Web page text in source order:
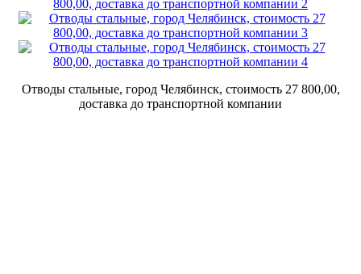
Отводы стальные, город Челябинск, стоимость 27 800,00,
доставка до транспортной компании